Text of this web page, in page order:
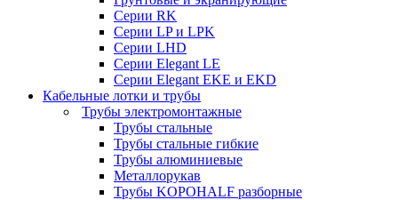
Серии RK
Серии LP и LPK
Серии LHD
Серии Elegant LE
Серии Elegant EKE и EKD
Кабельные лотки и трубы
Трубы электромонтажные
Трубы стальные
Трубы стальные гибкие
Трубы алюминиевые
Металлорукав
Трубы KOPOHALF разборные